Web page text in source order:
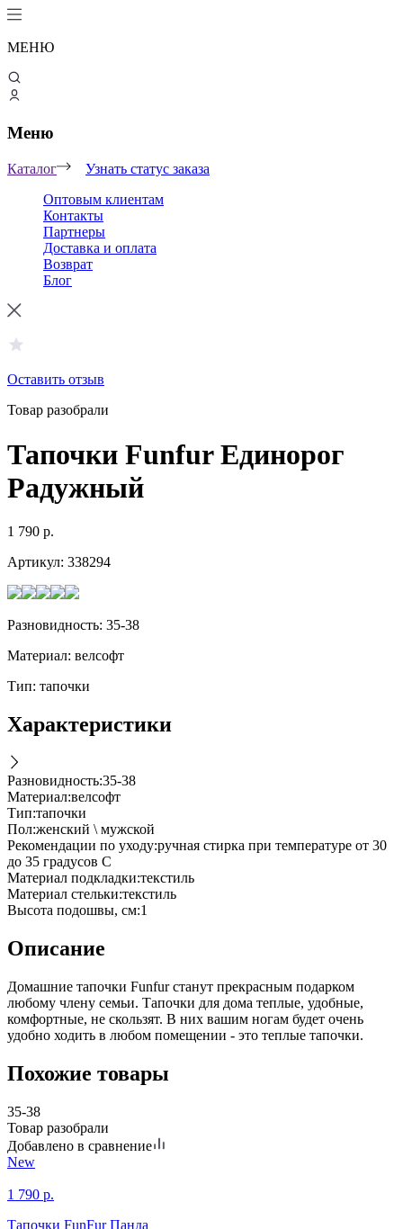
МЕНЮ
Меню
Каталог
Узнать статус заказа
Оптовым клиентам
Контакты
Партнеры
Доставка и оплата
Возврат
Блог
Оставить отзыв
Товар разобрали
Тапочки Funfur Единорог
Радужный
1 790 р.
Артикул: 338294
Разновидность: 35-38
Материал: велсофт
Тип: тапочки
Характеристики
Разновидность:35-38
Материал:велсофт
Тип:тапочки
Пол:женский \ мужской
Рекомендации по уходу:ручная стирка при температуре от 30
до 35 градусов С
Материал подкладки:текстиль
Материал стельки:текстиль
Высота подошвы, см:1
Описание
Домашние тапочки Funfur станут прекрасным подарком
любому члену семьи. Тапочки для дома теплые, удобные,
комфортные, не скользят. В них вашим ногам будет очень
удобно ходить в любом помещении - это теплые тапочки.
Похожие товары
35-38
Товар разобрали
Добавлено в сравнение
New
1 790 р.
Тапочки FunFur Панда